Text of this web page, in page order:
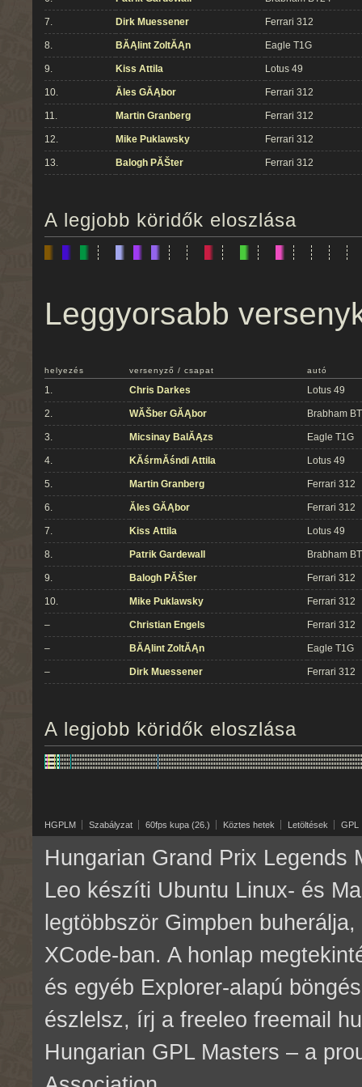
7. Dirk Muessener Ferrari 312
8. BĂĄlint ZoltĂĄn Eagle T1G
9. Kiss Attila Lotus 49
10. Ăles GĂĄbor Ferrari 312
11. Martin Granberg Ferrari 312
12. Mike Puklawsky Ferrari 312
13. Balogh PĂŠter Ferrari 312
A legjobb köridők eloszlása
Leggyorsabb
helyezés versenyző / csapat autó
1. Chris Darkes Lotus 49
2. WĂŠber GĂĄbor Brabham
3. Micsinay BalĂĄzs Eagle T1G
4. KĂśrmĂśndi Attila Lotus 49
5. Martin Granberg Ferrari 312
6. Ăles GĂĄbor Ferrari 312
7. Kiss Attila Lotus 49
8. Patrik Gardewall Brabham
9. Balogh PĂŠter Ferrari 312
10. Mike Puklawsky Ferrari 312
– Christian Engels Ferrari 312
– BĂĄlint ZoltĂĄn Eagle T1G
– Dirk Muessener Ferrari 312
A legjobb köridők eloszlása
HGPLM Szabályzat 60fps kupa (26.) Köztes hetek Letöltések GPL
Hungarian Grand Prix Legends
Leo készíti Ubuntu Linux- és
legtöbbször Gimpben
XCode-ban. A honlap
és egyéb Explorer-alapú
észlelsz, írj a freeleo freemail
Hungarian GPL Masters – a